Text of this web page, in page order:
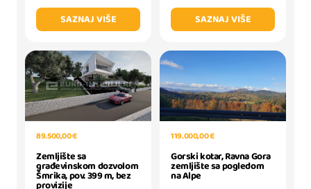
SAZNAJ VIŠE
SAZNAJ VIŠE
89.500,00 €
Zemljište sa
građevinskom dozvolom
Šmrika, pov. 399 m, bez
provizije
119.000,00 €
Gorski kotar, Ravna Gora
zemljište sa pogledom
na Alpe